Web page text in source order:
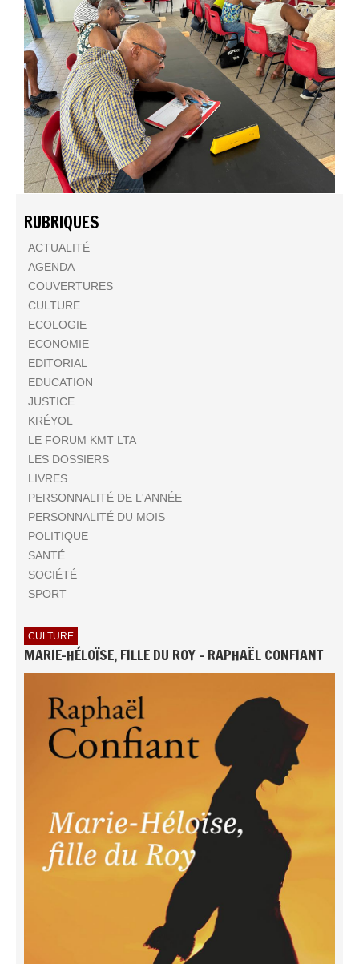
RUBRIQUES
ACTUALITÉ
AGENDA
COUVERTURES
CULTURE
ECOLOGIE
ECONOMIE
EDITORIAL
EDUCATION
JUSTICE
KRÉYOL
LE FORUM KMT LTA
LES DOSSIERS
LIVRES
PERSONNALITÉ DE L'ANNÉE
PERSONNALITÉ DU MOIS
POLITIQUE
SANTÉ
SOCIÉTÉ
SPORT
CULTURE
MARIE-HÉLOÏSE, FILLE DU ROY - RAPHAËL CONFIANT